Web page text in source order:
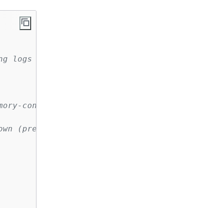
logs
constrained environments)
(prevents log loss)